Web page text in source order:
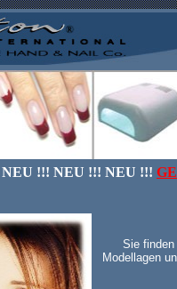
NEU !!! NEU !!! NEU !!!
Sie
Modellagen